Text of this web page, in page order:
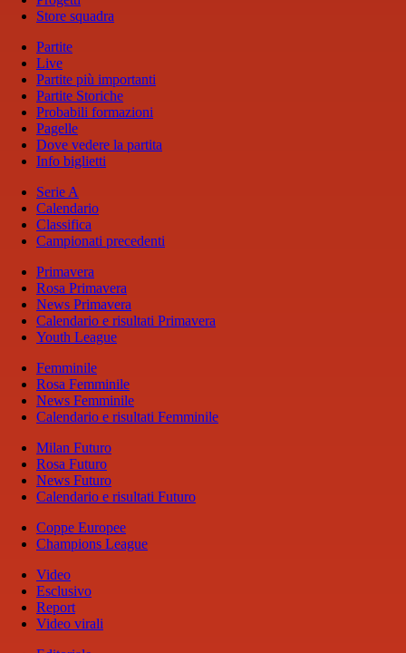
Store squadra
Partite
Live
Partite più importanti
Partite Storiche
Probabili formazioni
Pagelle
Dove vedere la partita
Info biglietti
Serie A
Calendario
Classifica
Campionati precedenti
Primavera
Rosa Primavera
News Primavera
Calendario e risultati Primavera
Youth League
Femminile
Rosa Femminile
News Femminile
Calendario e risultati Femminile
Milan Futuro
Rosa Futuro
News Futuro
Calendario e risultati Futuro
Coppe Europee
Champions League
Video
Esclusivo
Report
Video virali